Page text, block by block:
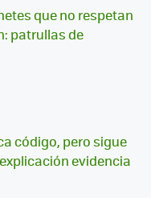
que no respetan
patrullas de
código, pero sigue
evidencia